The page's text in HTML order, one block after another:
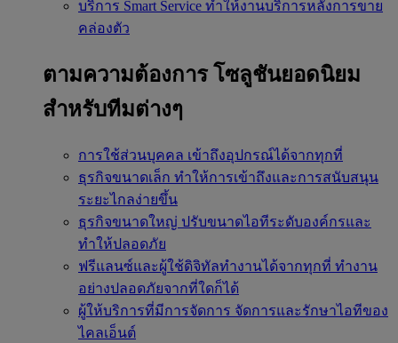
บริการ Smart Service ทำให้งานบริการหลังการขาย
คล่องตัว
ตามความต้องการ โซลูชันยอดนิยม
สำหรับทีมต่างๆ
การใช้ส่วนบุคคล เข้าถึงอุปกรณ์ได้จากทุกที่
ธุรกิจขนาดเล็ก ทำให้การเข้าถึงและการสนับสนุน
ระยะไกลง่ายขึ้น
ธุรกิจขนาดใหญ่ ปรับขนาดไอทีระดับองค์กรและ
ทำให้ปลอดภัย
ฟรีแลนซ์และผู้ใช้ดิจิทัลทำงานได้จากทุกที่ ทำงาน
อย่างปลอดภัยจากที่ใดก็ได้
ผู้ให้บริการที่มีการจัดการ จัดการและรักษาไอทีของ
ไคลเอ็นต์